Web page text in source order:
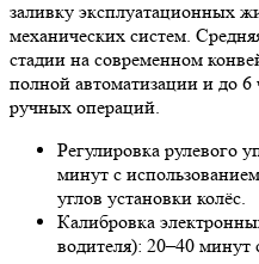
заливку эксплуатационных
механических систем.
стадии на современном
полной автоматизации и до
ручных операций.
Регулировка рулевого
минут с
углов установки колёс.
Калибровка
водителя): 20–40